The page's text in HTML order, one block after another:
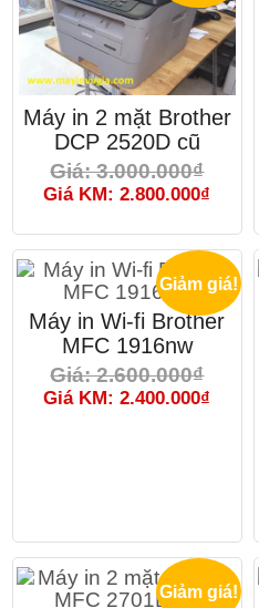
Máy in 2 mặt Brother
DCP 2520D cũ
Giá: 3.000.000₫
Giá KM: 2.800.000₫
Giảm giá!
Máy in Wi-fi Brother
MFC 1916nw
Giá: 2.600.000₫
Giá KM: 2.400.000₫
Giảm giá!